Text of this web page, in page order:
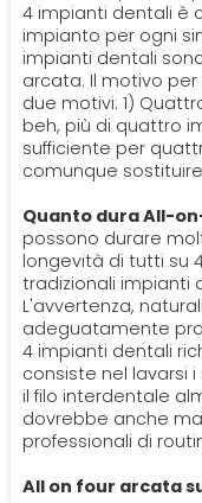
4 impianti dentali è
impianto per ogni
impianti dentali
arcata. Il motivo
due motivi: 1)
beh, più di quattro
sufficiente per
comunque
Quanto dura All-
possono durare
longevità di tutti su
tradizionali impianti
L'avvertenza,
adeguatamente
4 impianti dentali
consiste nel lavarsi
il filo interdentale
dovrebbe anche
professionali di
All on four arcata